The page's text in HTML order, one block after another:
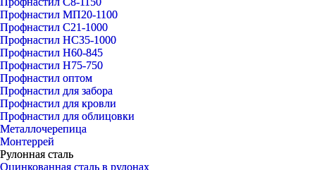
Профнастил МП20-1100
Профнастил С21-1000
Профнастил НС35-1000
Профнастил Н60-845
Профнастил Н75-750
Профнастил оптом
Профнастил для забора
Профнастил для кровли
Профнастил для облицовки
Металлочерепица
Монтеррей
Рулонная сталь
Оцинкованная сталь в рулонах